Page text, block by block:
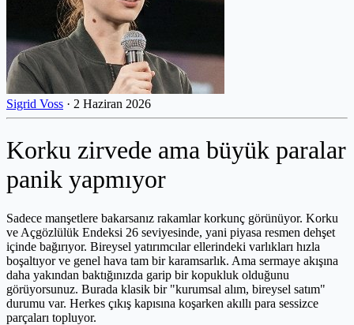
Sigrid Voss · 2 Haziran 2026
Korku zirvede ama büyük paralar
panik yapmıyor
Sadece manşetlere bakarsanız rakamlar korkunç görünüyor. Korku
ve Açgözlülük Endeksi 26 seviyesinde, yani piyasa resmen dehşet
içinde bağırıyor. Bireysel yatırımcılar ellerindeki varlıkları hızla
boşaltıyor ve genel hava tam bir karamsarlık. Ama sermaye akışına
daha yakından baktığınızda garip bir kopukluk olduğunu
görüyorsunuz. Burada klasik bir "kurumsal alım, bireysel satım"
durumu var. Herkes çıkış kapısına koşarken akıllı para sessizce
parçaları topluyor.